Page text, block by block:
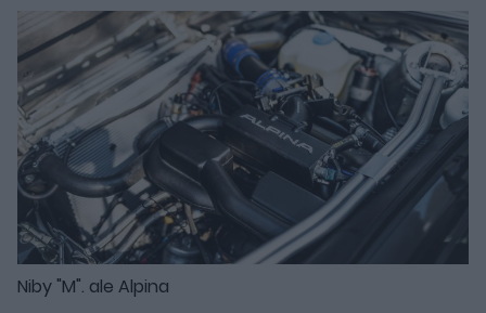
Niby "M". ale Alpina